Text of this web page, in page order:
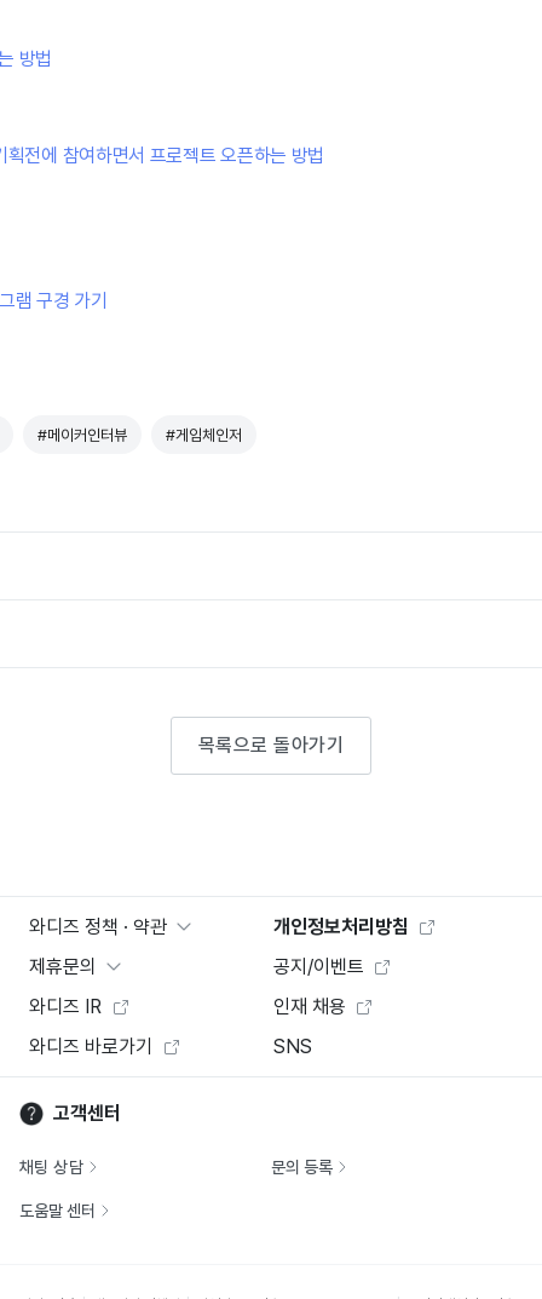
방법
전에 참여하면서 프로젝트 오픈하는 방법
램 구경 가기
#메이커인터뷰 #게임체인저
목록으로 돌아가기
와디즈 정책 · 약관
개인정보처리방침
제휴문의
공지/이벤트
와디즈 IR
인재 채용
와디즈 바로가기
SNS
고객센터
채팅 상담 문의 등록
도움말 센터